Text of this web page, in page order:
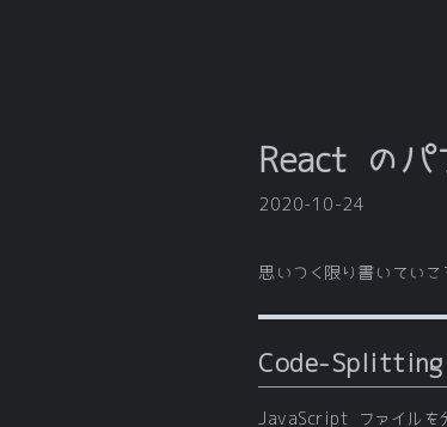
React のパ
2020-10-24
思いつく限り書いていこ
Code-Splitting
JavaScript ファイルを